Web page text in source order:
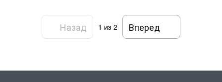
Назад 1 из 2 Вперед